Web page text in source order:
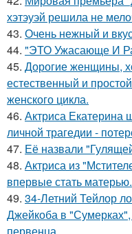
хэтэуэй решила не
43. Очень нежный и
44. "ЭТО Ужасающе И
45. Дорогие женщины,
естественный и
женского цикла.
46. Актриса Екатерина
личной трагедии -
47. Её назвали
48. Актриса из
впервые стать матерью.
49. 34-Летний Тейлор
Джейкоба в "Сумерках",
первенца.